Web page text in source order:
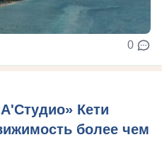
0
Кети
более чем